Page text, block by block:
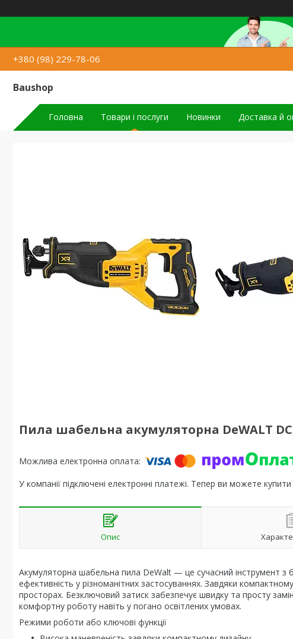
+380 (98) 229-78-06
Baushop
Головна Товари і послуги Новинки Доставка й
Пила шабельна акумуляторна DeWALT
У компанії підключені електронні платежі. Тепер ви можете
Опис
Акумуляторна шабельна пила DeWalt — це сучасний інструмент з
ефективність у різноманітних застосуваннях. Завдяки
просторах. Безключовий затиск забезпечує швидку та просту
комфортну роботу навіть у погано освітлених умовах.
Режими роботи або ключові функції